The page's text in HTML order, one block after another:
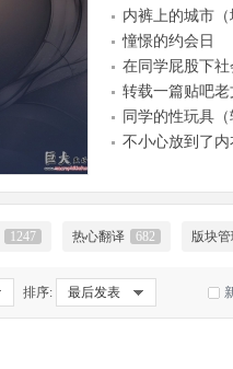
内裤上的城市
憧憬的约会日
在同学屁股下
转载一篇贴吧老
同学的性玩具
不小心放到了
1247 热心翻译 682 版块
排序: 最后发表